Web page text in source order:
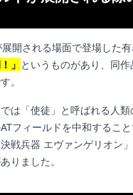
開される場面で登場した
」 というものがあり、同
。
は「使徒」と呼ばれる人
フィールドを中和するこ
戦兵器 エヴァンゲリオン
りました。